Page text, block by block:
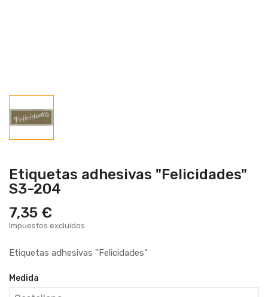
Etiquetas adhesivas "Felicidades"
S3-204
7,35 €
Impuestos excluidos
Etiquetas adhesivas "Felicidades"
Medida